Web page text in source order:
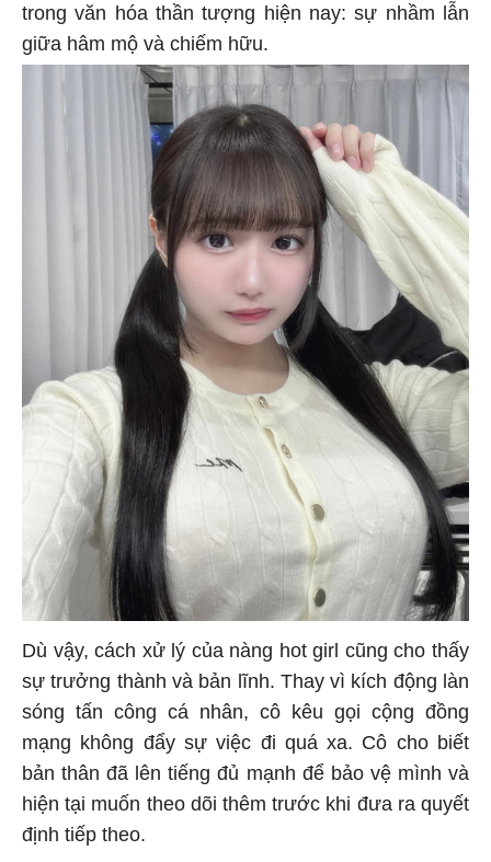
trong văn hóa thần tượng hiện nay: sự nhầm lẫn
giữa hâm mộ và chiếm hữu.
Dù vậy, cách xử lý của nàng hot girl cũng cho thấy
sự trưởng thành và bản lĩnh. Thay vì kích động làn
sóng tấn công cá nhân, cô kêu gọi cộng đồng
mạng không đẩy sự việc đi quá xa. Cô cho biết
bản thân đã lên tiếng đủ mạnh để bảo vệ mình và
hiện tại muốn theo dõi thêm trước khi đưa ra quyết
định tiếp theo.